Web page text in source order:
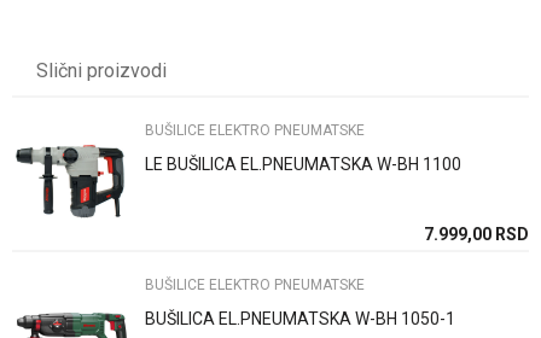
FUNKCIJA BUŠENJA DA
JAČINA UDARCA (J) 2.7
PRIHVAT GLAVE
Poruka
Slični proizvodi
BUŠILICE ELEKTRO PNEUMATSKE
LE BUŠILICA EL.PNEUMATSKA W-BH 1100
7.999,00 RSD
BUŠILICE ELEKTRO PNEUMATSKE
BUŠILICA EL.PNEUMATSKA W-BH 1050-1